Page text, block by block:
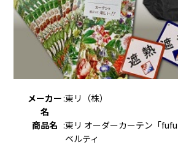
メーカー
名
:東リ（株）
商品名 :東リ オーダーカーテン「
ベルティ